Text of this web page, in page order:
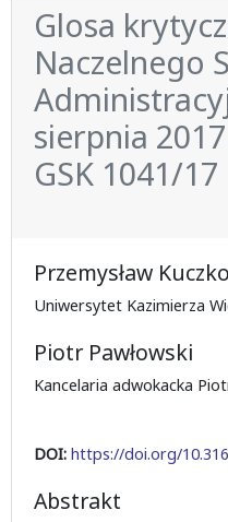
Glosa
Naczelnego
sierpnia
GSK 1041/17
Przemysław
Uniwersytet Kazimierza
Piotr Pawłowski
Kancelaria adwokacka
DOI: https://doi.org/
Abstrakt